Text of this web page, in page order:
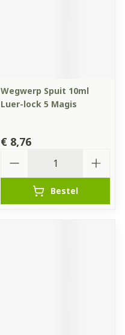
Wegwerp Spuit 10ml
Luer-lock 5 Magis
€ 8,76
Bestel